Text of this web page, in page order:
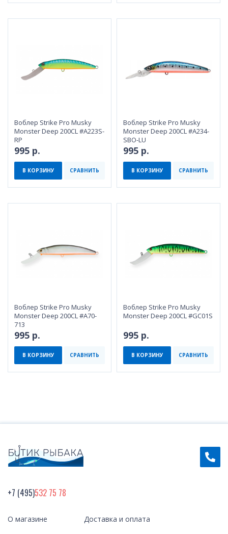
Воблер Strike Pro Musky
Monster Deep 200CL #A223S-
RP
995 р.
В КОРЗИНУ СРАВНИТЬ
Воблер Strike Pro Musky
Monster Deep 200CL #A234-
SBO-LU
995 р.
В КОРЗИНУ СРАВНИТЬ
Воблер Strike Pro Musky
Monster Deep 200CL #A70-
713
995 р.
В КОРЗИНУ СРАВНИТЬ
Воблер Strike Pro Musky
Monster Deep 200CL #GC01S
995 р.
В КОРЗИНУ СРАВНИТЬ
+7 (495)532 75 78
О магазине
Доставка и оплата